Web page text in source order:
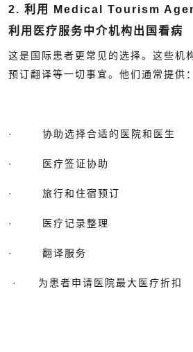
2. 利用 Medical Tourism
利用医疗服务中介机构出国看病
这是国际患者更常见的选择。这些机
预订翻译等一切事宜。他们通常提供：
· 协助选择合适的医院和医生
· 医疗签证协助
· 旅行和住宿预订
· 医疗记录整理
· 翻译服务
· 为患者申请医院最大医疗折扣